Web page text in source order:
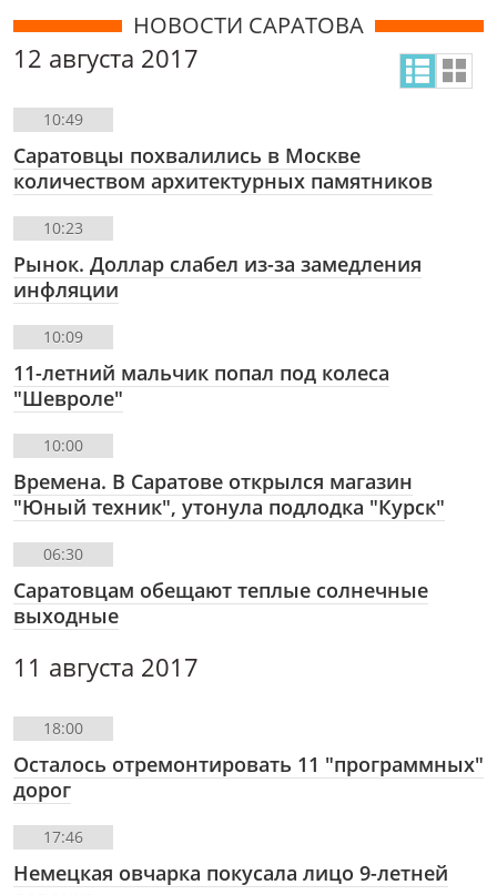
НОВОСТИ САРАТОВА
12 августа 2017
10:49
Саратовцы похвалились в Москве
количеством архитектурных памятников
10:23
Рынок. Доллар слабел из-за замедления
инфляции
10:09
11-летний мальчик попал под колеса
"Шевроле"
10:00
Времена. В Саратове открылся магазин
"Юный техник", утонула подлодка "Курск"
06:30
Саратовцам обещают теплые солнечные
выходные
11 августа 2017
18:00
Осталось отремонтировать 11 "программных"
дорог
17:46
Немецкая овчарка покусала лицо 9-летней